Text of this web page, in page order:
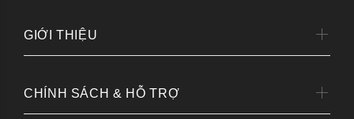
GIỚI THIỆU
CHÍNH SÁCH & HỖ TRỢ